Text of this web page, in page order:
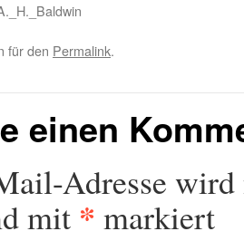
für den Permalink.
einen
Adresse
mit * markiert